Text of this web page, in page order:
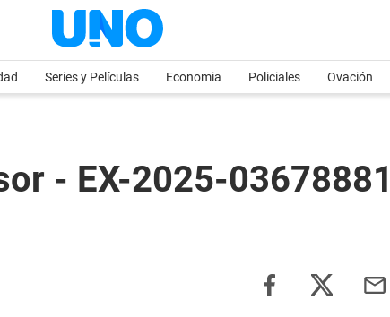
Series y Películas Economia Policiales Ovación
- EX-2025-